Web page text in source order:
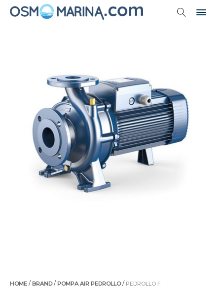
HOME / BRAND/ POMPA AIR PEDROLLO/ PEDROLLO F